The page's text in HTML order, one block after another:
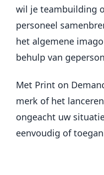
wil je teambuilding
personeel
het algemene
behulp van
Met Print on
merk of het
ongeacht uw
eenvoudig of